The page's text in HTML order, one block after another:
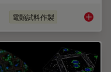
電顕試料作製 High-